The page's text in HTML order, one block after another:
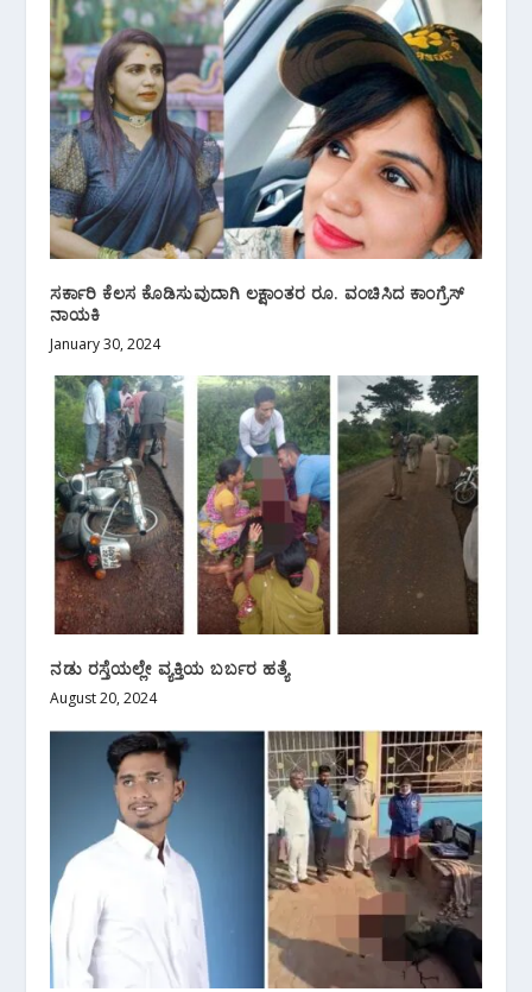
ಸರ್ಕಾರಿ ಕೆಲಸ ಕೊಡಿಸುವುದಾಗಿ ಲಕ್ಷಾಂತರ ರೂ.‌ ವಂಚಿಸಿದ ಕಾಂಗ್ರೆಸ್
ನಾಯಕಿ
January 30, 2024
ನಡು ರಸ್ತೆಯಲ್ಲೇ ವ್ಯಕ್ತಿಯ ಬರ್ಬರ ಹತ್ಯೆ
August 20, 2024